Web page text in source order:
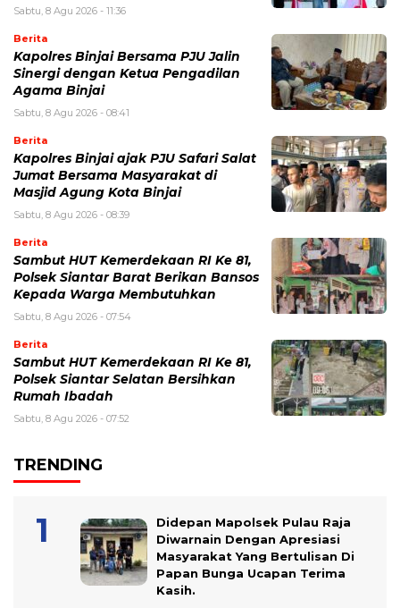
Sabtu, 8 Agu 2026 - 11:36
Berita
Kapolres Binjai Bersama PJU Jalin
Sinergi dengan Ketua Pengadilan
Agama Binjai
Sabtu, 8 Agu 2026 - 08:41
Berita
Kapolres Binjai ajak PJU Safari Salat
Jumat Bersama Masyarakat di
Masjid Agung Kota Binjai
Sabtu, 8 Agu 2026 - 08:39
Berita
Sambut HUT Kemerdekaan RI Ke 81,
Polsek Siantar Barat Berikan Bansos
Kepada Warga Membutuhkan
Sabtu, 8 Agu 2026 - 07:54
Berita
Sambut HUT Kemerdekaan RI Ke 81,
Polsek Siantar Selatan Bersihkan
Rumah Ibadah
Sabtu, 8 Agu 2026 - 07:52
TRENDING
Didepan Mapolsek Pulau Raja
Diwarnain Dengan Apresiasi
Masyarakat Yang Bertulisan Di
Papan Bunga Ucapan Terima
Kasih.